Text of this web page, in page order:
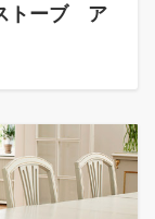
トーブ ア